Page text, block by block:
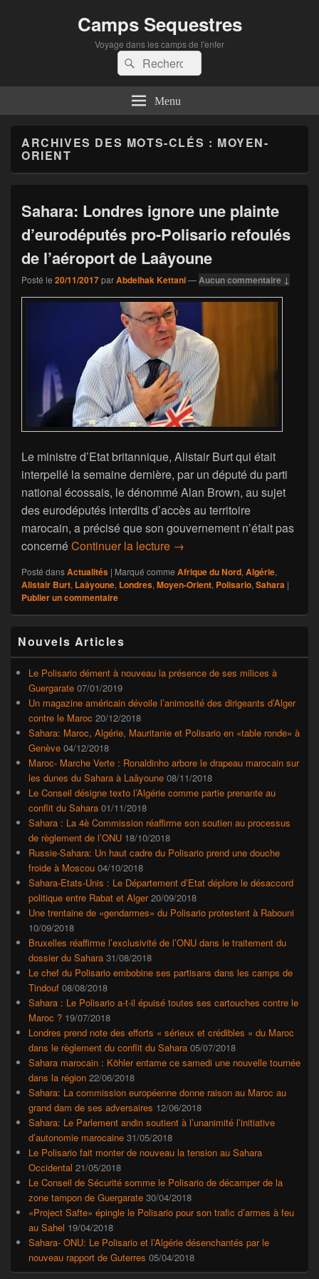
Camps Sequestres
Voyage dans les camps de l'enfer
Recherche :
Rechercher
Menu
ARCHIVES DES MOTS-CLÉS : MOYEN-
ORIENT
Sahara: Londres ignore une plainte
d’eurodéputés pro-Polisario refoulés
de l’aéroport de Laâyoune
Posté le 20/11/2017parAbdelhak Kettani—Aucun commentaire ↓
Le ministre d’Etat britannique, Alistair Burt qui était
interpellé la semaine dernière, par un député du parti
national écossais, le dénommé Alan Brown, au sujet
des eurodéputés interdits d’accès au territoire
marocain, a précisé que son gouvernement n’était pas
concernéContinuer la lecture Sahara: Londres ignore
→
Posté dansActualités | Marqué comme Afrique du Nord,Algérie,
Alistair Burt, Laâyoune, Londres,Moyen-Orient, Polisario,Sahara |
Publier un commentaire
principale
de
widget
barre
latérale
Nouvels Articles
Le Polisario dément à nouveau la présence de ses milices à
Guergarate 07/01/2019
Un magazine américain dévoile l’animosité des dirigeants d’Alger
contre le Maroc 20/12/2018
Sahara: Maroc, Algérie, Mauritanie et Polisario en «table ronde» à
Genève 04/12/2018
Maroc- Marche Verte : Ronaldinho arbore le drapeau marocain sur
les dunes du Sahara à Laâyoune 08/11/2018
Le Conseil désigne texto l’Algérie comme partie prenante au
conflit du Sahara 01/11/2018
Sahara : La 4è Commission réaffirme son soutien au processus
de règlement de l’ONU 18/10/2018
Russie-Sahara: Un haut cadre du Polisario prend une douche
froide à Moscou 04/10/2018
Sahara-Etats-Unis : Le Département d’Etat déplore le désaccord
politique entre Rabat et Alger 20/09/2018
Une trentaine de «gendarmes» du Polisario protestent à Rabouni
10/09/2018
Bruxelles réaffirme l’exclusivité de l’ONU dans le traitement du
dossier du Sahara 31/08/2018
Le chef du Polisario embobine ses partisans dans les camps de
Tindouf 08/08/2018
Sahara : Le Polisario a-t-il épuisé toutes ses cartouches contre le
Maroc ? 19/07/2018
Londres prend note des efforts « sérieux et crédibles » du Maroc
dans le règlement du conflit du Sahara 05/07/2018
Sahara marocain : Köhler entame ce samedi une nouvelle tournée
dans la région 22/06/2018
Sahara: La commission européenne donne raison au Maroc au
grand dam de ses adversaires 12/06/2018
Sahara: Le Parlement andin soutient à l’unanimité l’initiative
d’autonomie marocaine 31/05/2018
Le Polisario fait monter de nouveau la tension au Sahara
Occidental 21/05/2018
Le Conseil de Sécurité somme le Polisario de décamper de la
zone tampon de Guergarate 30/04/2018
«Project Safte» épingle le Polisario pour son trafic d’armes à feu
au Sahel 19/04/2018
Sahara- ONU: Le Polisario et l’Algérie désenchantés par le
nouveau rapport de Guterres 05/04/2018